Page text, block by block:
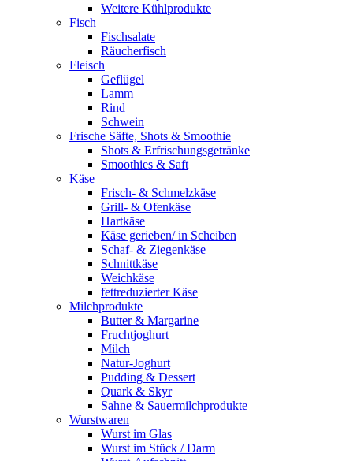
Weitere Kühlprodukte
Fisch
Fischsalate
Räucherfisch
Fleisch
Geflügel
Lamm
Rind
Schwein
Frische Säfte, Shots & Smoothie
Shots & Erfrischungsgetränke
Smoothies & Saft
Käse
Frisch- & Schmelzkäse
Grill- & Ofenkäse
Hartkäse
Käse gerieben/ in Scheiben
Schaf- & Ziegenkäse
Schnittkäse
Weichkäse
fettreduzierter Käse
Milchprodukte
Butter & Margarine
Fruchtjoghurt
Milch
Natur-Joghurt
Pudding & Dessert
Quark & Skyr
Sahne & Sauermilchprodukte
Wurstwaren
Wurst im Glas
Wurst im Stück / Darm